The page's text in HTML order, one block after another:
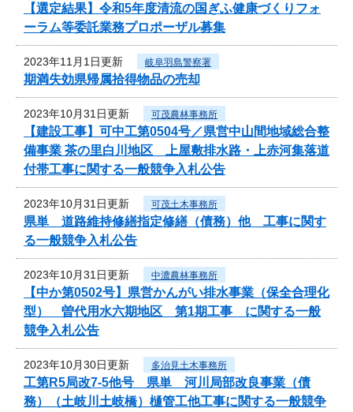
【選定結果】令和5年度清流の国ぎふ健康づくりフォ
ーラム等委託業務プロポーザル募集
2023年11月1日更新 岐阜羽島警察署
期満失効県帰属拾得物品の売却
2023年10月31日更新 可茂農林事務所
【建設工事】可中工第0504号／県営中山間地域総合整
備事業 茶の里白川地区 上屋敷排水路・上赤河集落道
付帯工事に関する一般競争入札公告
2023年10月31日更新 可茂土木事務所
県単 道路維持修繕指定修繕（債務）他 工事に関す
る一般競争入札公告
2023年10月31日更新 中濃農林事務所
【中か第0502号】県営かんがい排水事業（保全合理化
型） 曽代用水六期地区 第1期工事 に関する一般
競争入札公告
2023年10月30日更新 多治見土木事務所
工第R5局改7-5他号 県単 河川局部改良事業（債
務）（土岐川土岐橋）樋管工他工事に関する一般競争